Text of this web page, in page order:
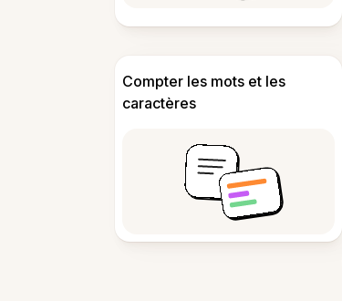
Compter les mots et les
caractères